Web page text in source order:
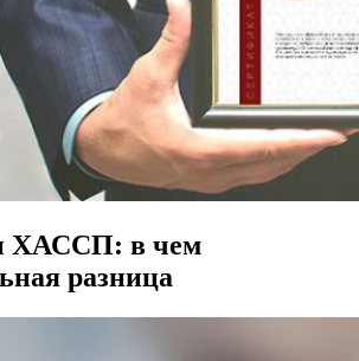
ХАССП: в чем
разница